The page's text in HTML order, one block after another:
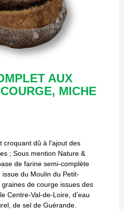
AUX
MICHE
croquant dû à l'ajout des
; Sous mention Nature &
de farine semi-complète
du Moulin du Petit-
de courge issues des
Centre-Val-de-Loire, d’eau
de sel de Guérande.